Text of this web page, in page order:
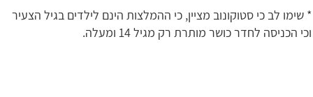
* שימו לב כי סטוקונוב מציין, כי ההמלצות הינם לילדים בגיל הצעיר
וכי הכניסה לחדר כושר מותרת רק מגיל 14 ומעלה.